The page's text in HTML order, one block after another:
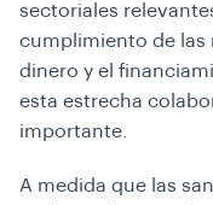
sectoriales
cumplimiento de las
dinero y el
esta estrecha
importante.
A medida que las